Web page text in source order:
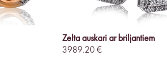
Zelta auskari ar briljantiem
3989.20 €